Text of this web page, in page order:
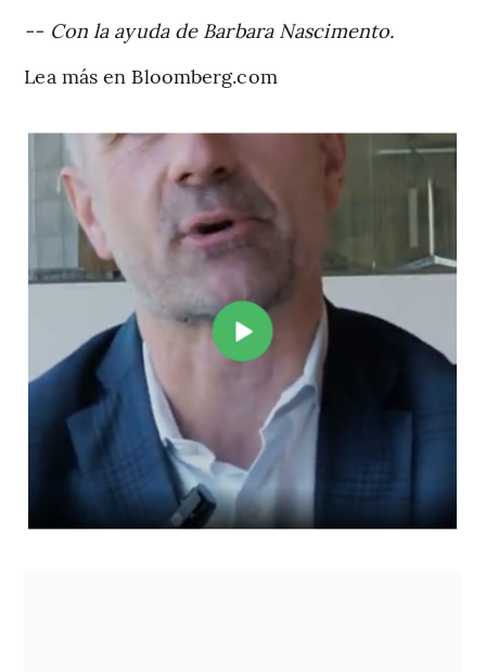
-- Con la ayuda de Barbara Nascimento.
Lea más en Bloomberg.com